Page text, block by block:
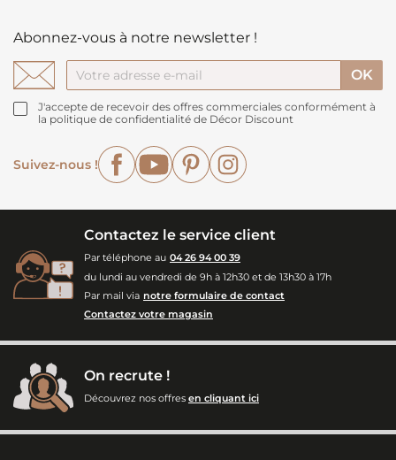
Abonnez-vous à notre newsletter !
J'accepte de recevoir des offres commerciales conformément à
la politique de confidentialité de Décor Discount
Suivez-nous !
FacebookYouTubePinterest
Contactez le service client
Par téléphone au 04 26 94 00 39
du lundi au vendredi de 9h à 12h30 et de 13h30 à 17h
Par mail via notre formulaire de contact
Contactez votre magasin
On recrute !
Découvrez nos offres en cliquant ici